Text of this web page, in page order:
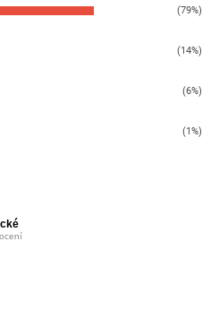
(79%)
(14%)
(6%)
(1%)